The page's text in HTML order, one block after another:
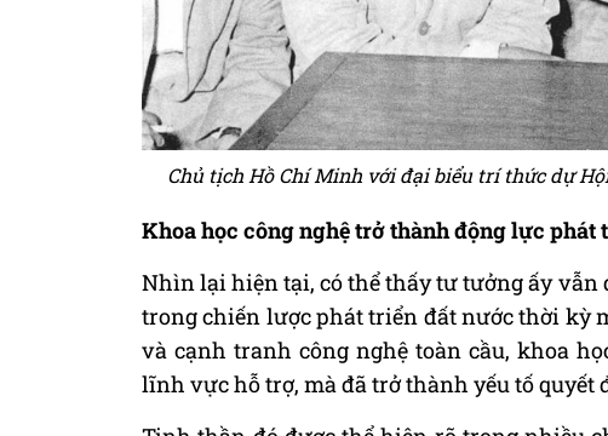
Chủ tịch Hồ Chí Minh với đại biểu trí thức dự
Khoa học công nghệ trở thành động lực
Nhìn lại hiện tại, có thể thấy tư tưởng ấy
trong chiến lược phát triển đất nước thời kỳ
và cạnh tranh công nghệ toàn cầu, khoa
lĩnh vực hỗ trợ, mà đã trở thành yếu tố